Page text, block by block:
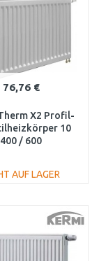
76,76 €
X2 Profil-
10
400 / 600
AUF LAGER